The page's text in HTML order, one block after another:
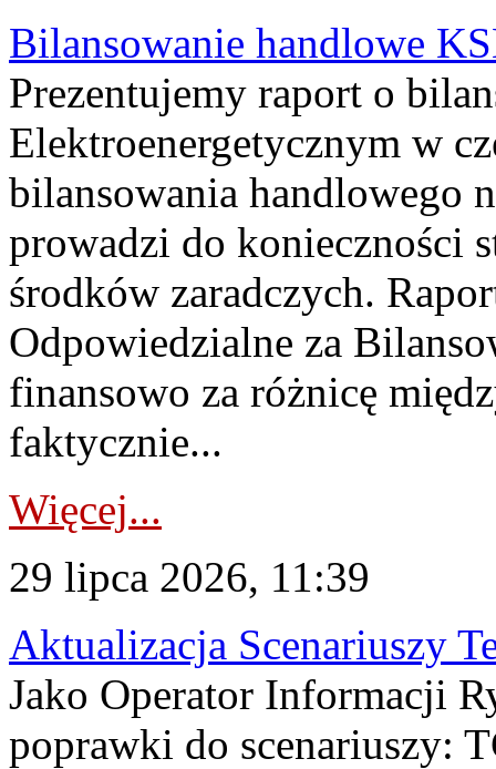
Bilansowanie handlowe
Prezentujemy raport o
Elektroenergetycznym w
bilansowania handlowego
prowadzi do konieczności
środków zaradczych.
Odpowiedzialne za
finansowo za różnicę
faktycznie...
Więcej...
29 lipca 2026, 11:39
Aktualizacja Scenariuszy
Jako Operator Informacji
poprawki do scenariuszy: